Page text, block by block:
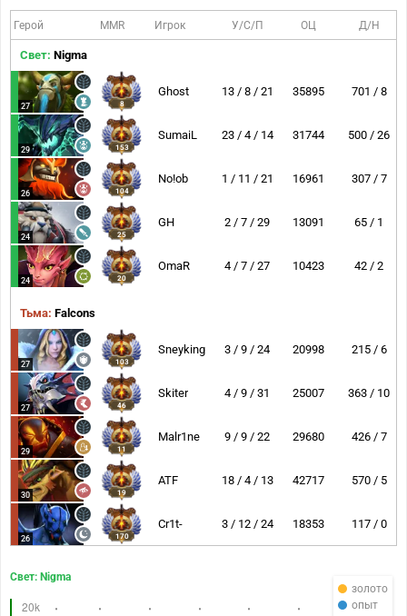
Герой MMR Игрок У/С/П ОЦ Д/Н
Свет: Nigma
27 8
Ghost 13 / 8 / 21 35895 701 / 8
29 153
SumaiL 23 / 4 / 14 31744 500 / 26
26 104
No!ob 1 / 11 / 21 16961 307 / 7
24 25
GH 2 / 7 / 29 13091 65 / 1
24 20
OmaR 4 / 7 / 27 10423 42 / 2
Тьма: Falcons
27 103
Sneyking 3 / 9 / 24 20998 215 / 6
27 46
Skiter 4 / 9 / 31 25007 363 / 10
29 11
Malr1ne 9 / 9 / 22 29680 426 / 7
30 19
ATF 18 / 4 / 13 42717 570 / 5
26 170
Cr1t- 3 / 12 / 24 18353 117 / 0
золото
опыт
Свет: Nigma